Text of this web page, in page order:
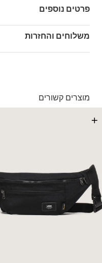
פרטים נוספים
מק"ט: V00Q9AFS8
משלוחים והחזרות
*ייתכנו עיכובים בעקבות עומסים
מוצרים קשורים
+